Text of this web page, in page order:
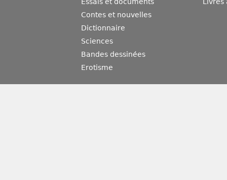
Essais et documents
Contes et nouvelles
Dictionnaire
Sciences
Bandes dessinées
Erotisme
Livres